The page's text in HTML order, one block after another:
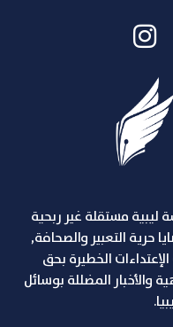
ليبية مستقلة غير ربحية
حرية التعبير والصحافة,
تفشي الإعتداءات الخطيرة بحق
والأخبار المضللة بوسائل